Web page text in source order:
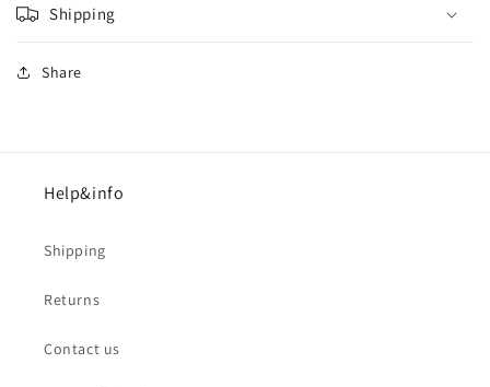
Shipping
Share
Help&info
Shipping
Returns
Contact us